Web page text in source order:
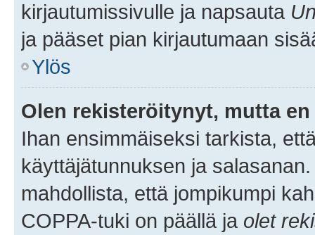
kirjautumissivulle ja napsauta
ja pääset pian kirjautumaan
Ylös
Olen rekisteröitynyt, mutta
Ihan ensimmäiseksi tarkista,
käyttäjätunnuksen ja
mahdollista, että jompikumpi
COPPA-tuki on päällä ja olet